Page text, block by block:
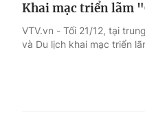
Khai mạc triển lãm
VTV.vn - Tối 21/12, tại
và Du lịch khai mạc triển